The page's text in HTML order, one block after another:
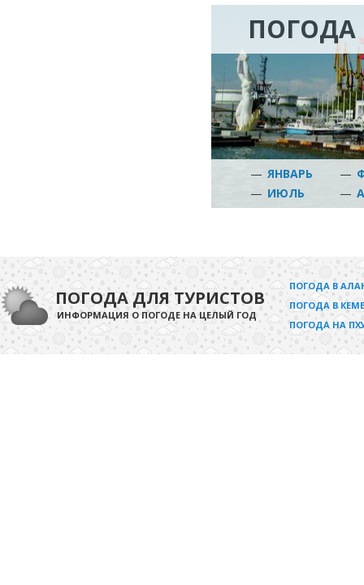
ПОГОДА
— ЯНВАРЬ —
— ИЮЛЬ —
ПОГОДА ДЛЯ ТУРИСТОВ
ИНФОРМАЦИЯ О ПОГОДЕ НА ЦЕЛЫЙ ГОД
ПОГОДА В
ПОГОДА В
ПОГОДА НА